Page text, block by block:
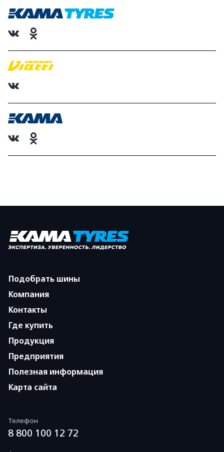
Подобрать шины
Компания
Контакты
Где купить
Продукция
Предприятия
Полезная информация
Карта сайта
Телефон
8 800 100 12 72